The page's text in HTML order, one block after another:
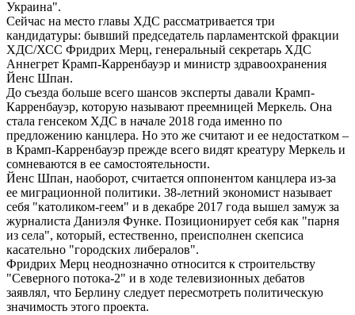
Украина".
Сейчас на место главы ХДС рассматривается три
кандидатуры: бывший председатель парламентской фракции
ХДС/ХСС Фридрих Мерц, генеральный секретарь ХДС
Аннегрет Крамп-Карренбауэр и министр здравоохранения
Йенс Шпан.
До съезда больше всего шансов эксперты давали Крамп-
Карренбауэр, которую называют преемницей Меркель. Она
стала генсеком ХДС в начале 2018 года именно по
предложению канцлера. Но это же считают и ее недостатком –
в Крамп-Карренбауэр прежде всего видят креатуру Меркель и
сомневаются в ее самостоятельности.
Йенс Шпан, наоборот, считается оппонентом канцлера из-за
ее миграционной политики. 38-летний экономист называет
себя "католиком-геем" и в декабре 2017 года вышел замуж за
журналиста Даниэля Функе. Позиционирует себя как "парня
из села", который, естественно, преисполнен скепсиса
касательно "городских либералов".
Фридрих Мерц неоднозначно относится к строительству
"Северного потока-2" и в ходе телевизионных дебатов
заявлял, что Берлину следует пересмотреть политическую
значимость этого проекта.